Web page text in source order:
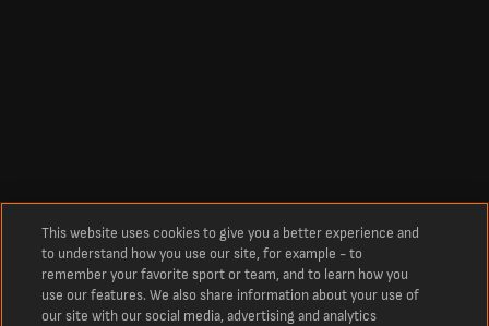
This website uses cookies to give you a better experience and
to understand how you use our site, for example - to
remember your favorite sport or team, and to learn how you
use our features. We also share information about your use of
our site with our social media, advertising and analytics